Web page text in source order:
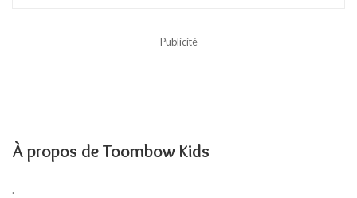
– Publicité –
À propos de Toombow Kids
.